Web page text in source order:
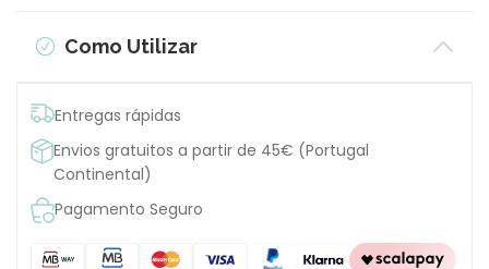
Como Utilizar
Entregas rápidas
Envios gratuitos a partir de 45€ (Portugal
Continental)
Pagamento Seguro